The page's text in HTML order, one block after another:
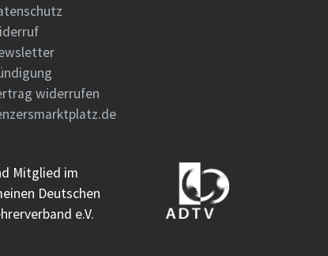
widerrufen
Mitglied im
Deutschen
e.V.